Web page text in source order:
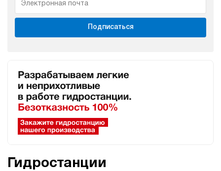
Подписаться
Гидростанции